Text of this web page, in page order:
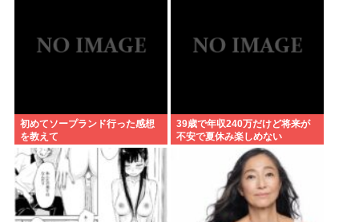
初めてソープランド行った感想
を教えて
39歳で年収240万だけど将来が
不安で夏休み楽しめない